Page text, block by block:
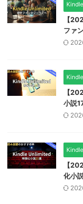
【
ファ
【
小説
【
化小